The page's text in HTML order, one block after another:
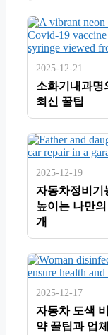
2025-12-21
소화기내과명
최신 꿀팁
2025-12-19
자동차정비기
높이는 나만
개
2025-12-17
자동차 도색
약 꿀팁과 업